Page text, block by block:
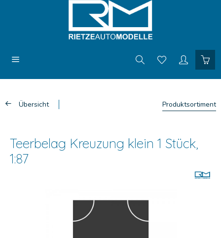
Übersicht Produktsortiment
Teerbelag Kreuzung klein 1 Stück,
1:87